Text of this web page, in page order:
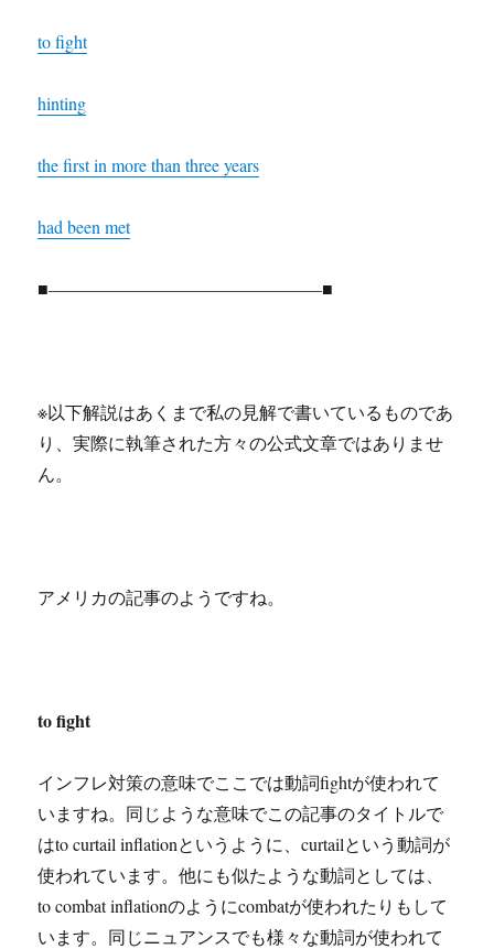
to fight
hinting
the first in more than three years
had been met
■———————————————–■
※以下解説はあくまで私の見解で書いているものであ
り、実際に執筆された方々の公式文章ではありませ
ん。
アメリカの記事のようですね。
to fight
インフレ対策の意味でここでは動詞fightが使われて
いますね。同じような意味でこの記事のタイトルで
はto curtail inflationというように、curtailという動詞が
使われています。他にも似たような動詞としては、
to combat inflationのようにcombatが使われたりもして
います。同じニュアンスでも様々な動詞が使われて